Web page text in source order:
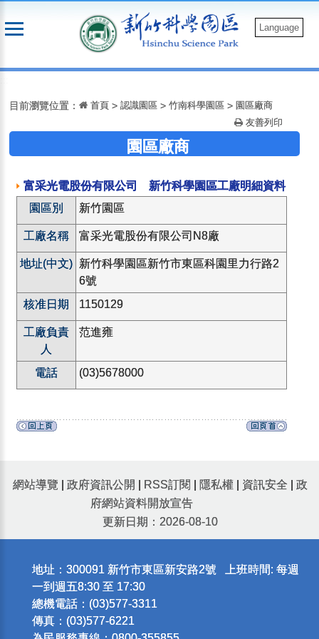
到
Language
目前瀏覽位置： 首頁 >認識園區 >竹南科學園區 > 園區廠商
友善列印
園區廠商
富采光電股份有限公司 新竹科學園區工廠明細資料
園區別
新竹園區
工廠名稱 富采光電股份有限公司N8廠
地址(中文) 新竹科學園區新竹市東區科園里力行路2
6號
核准日期
1150129
工廠負責
人
范進雍
電話 (03)5678000
網站導覽 政府資訊公開 RSS訂閱 隱私權 資訊安全
政
府網站資料開放宣告
更新日期：2026-08-10
地址：300091 新竹市東區新安路2號 上班時間: 每週
一到週五8:30 至 17:30
總機電話：(03)577-3311
傳真：(03)577-6221